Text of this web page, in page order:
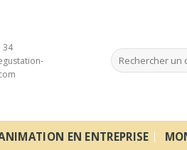
34
EN ENTREPRISE